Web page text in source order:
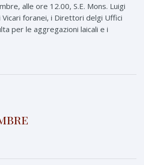
alle ore 12.00, S.E. Mons. Luigi
foranei, i Direttori delgi Uffici
per le aggregazioni laicali e i